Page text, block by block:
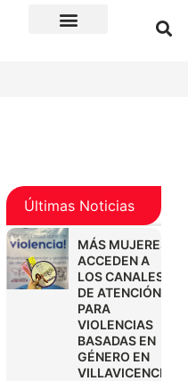
Últimas Noticias
MÁS MUJERES
ACCEDEN A
LOS CANALES
DE ATENCIÓN
PARA
VIOLENCIAS
BASADAS EN
GÉNERO EN
VILLAVICENCIO